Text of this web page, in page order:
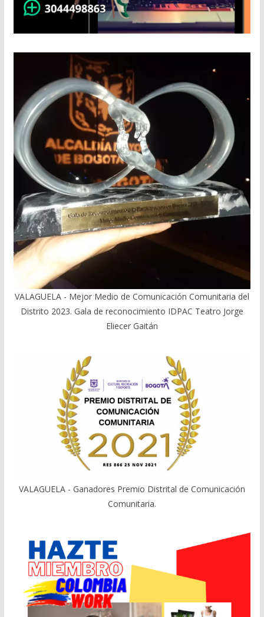
VALAGUELA - Mejor Medio de Comunicación Comunitaria del
Distrito 2023. Gala de reconocimiento IDPAC Teatro Jorge
Eliecer Gaitán
VALAGUELA - Ganadores Premio Distrital de Comunicación
Comunitaria.